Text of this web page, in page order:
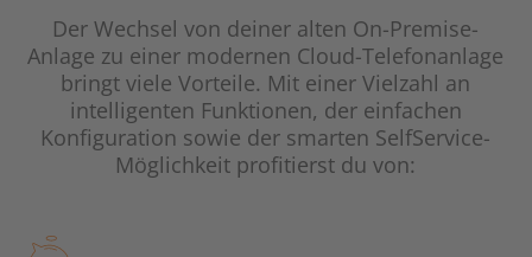
Der Wechsel von deiner alten On-Premise-
Anlage zu einer modernen Cloud-Telefonanlage
bringt viele Vorteile. Mit einer Vielzahl an
intelligenten Funktionen, der einfachen
Konfiguration sowie der smarten SelfService-
Möglichkeit profitierst du von: